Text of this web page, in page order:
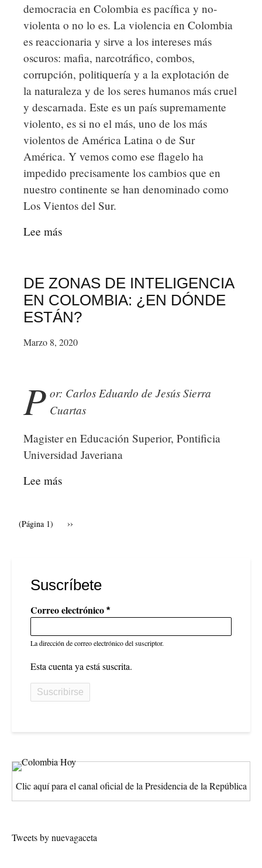
democracia en Colombia es pacífica y no-
violenta o no lo es. La violencia en Colombia
es reaccionaria y sirve a los intereses más
oscuros: mafia, narcotráfico, combos,
corrupción, politiquería y a la explotación de
la naturaleza y de los seres humanos más cruel
y descarnada. Este es un país supremamente
violento, es si no el más, uno de los más
violentos de América Latina o de Sur
América. Y vemos como ese flagelo ha
impedido precisamente los cambios que en
nuestro continente se han denominado como
Los Vientos del Sur.
Lee más
DE
COLOMBIA,
EL
Y
VIOLENCIA
PARA
EMANCIPACIÓN
DE ZONAS DE INTELIGENCIA
EN COLOMBIA: ¿EN DÓNDE
ESTÁN?
Marzo 8, 2020
P or: Carlos Eduardo de Jesús Sierra
Cuartas
Magister en Educación Superior, Pontificia
Universidad Javeriana
Lee más
DE
COLOMBIA:
¿EN
DÓNDE
(Página 1)
Siguiente
››
Suscríbete
Correo electrónico
La dirección de correo electrónico del suscriptor.
Esta cuenta ya está suscrita.
Clic aquí para el canal oficial de la Presidencia de la República
Tweets by nuevagaceta